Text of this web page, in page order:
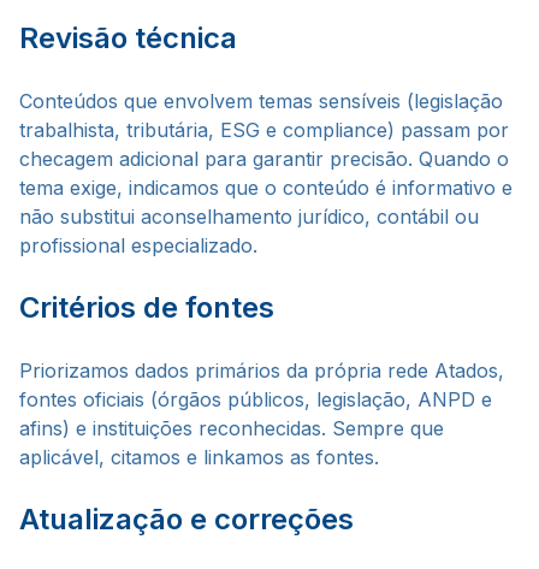
Revisão técnica
Conteúdos que envolvem temas sensíveis (legislação
trabalhista, tributária, ESG e compliance) passam por
checagem adicional para garantir precisão. Quando o
tema exige, indicamos que o conteúdo é informativo e
não substitui aconselhamento jurídico, contábil ou
profissional especializado.
Critérios de fontes
Priorizamos dados primários da própria rede Atados,
fontes oficiais (órgãos públicos, legislação, ANPD e
afins) e instituições reconhecidas. Sempre que
aplicável, citamos e linkamos as fontes.
Atualização e correções